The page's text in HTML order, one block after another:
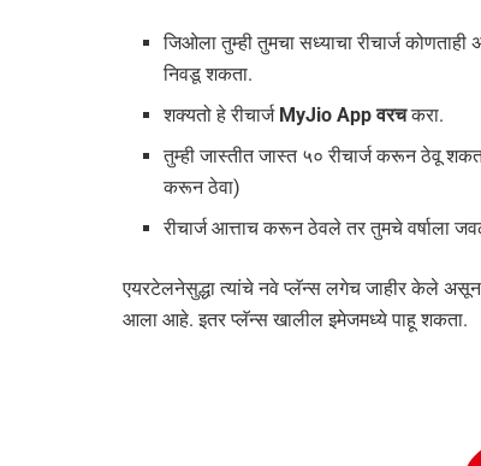
जिओला तुम्ही तुमचा सध्याचा रीचार्ज
निवडू शकता.
शक्यतो हे रीचार्ज MyJio App वरचकरा.
तुम्ही जास्तीत जास्त ५० रीचार्ज करून ठेवू
करून ठेवा)
रीचार्ज आत्ताच करून ठेवले तर तुमचे वर्षाला
एयरटेलनेसुद्धा त्यांचे नवे प्लॅन्स लगेच जाहीर केले
आला आहे. इतर प्लॅन्स खालील इमेजमध्ये पाहू शकता.